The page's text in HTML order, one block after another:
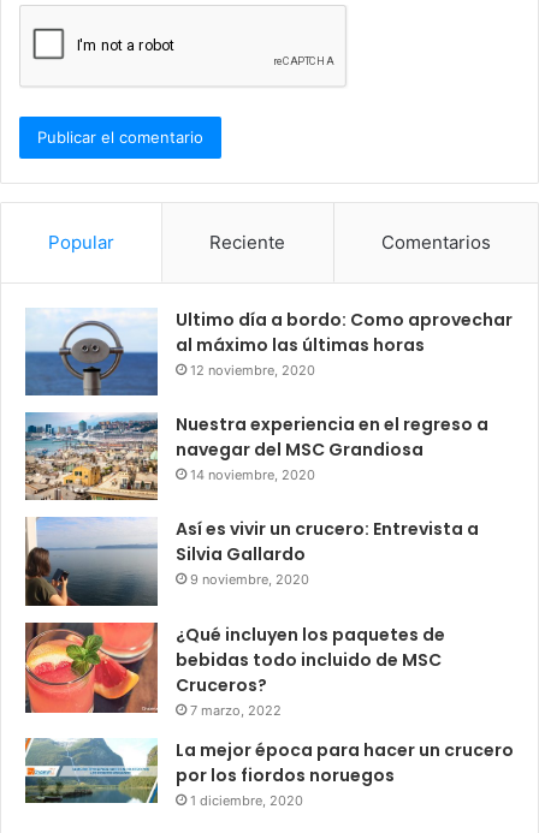
Popular Reciente Comentarios
Ultimo día a bordo: Como aprovechar
al máximo las últimas horas
12 noviembre, 2020
Nuestra experiencia en el regreso a
navegar del MSC Grandiosa
14 noviembre, 2020
Así es vivir un crucero: Entrevista a
Silvia Gallardo
9 noviembre, 2020
¿Qué incluyen los paquetes de
bebidas todo incluido de MSC
Cruceros?
7 marzo, 2022
La mejor época para hacer un crucero
por los fiordos noruegos
1 diciembre, 2020